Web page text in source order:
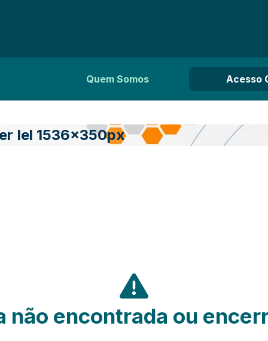
Quem Somos Acesso
Iel 1536x350px
não encontrada ou